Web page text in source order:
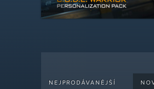
NEJPRODÁVANĚJŠÍ